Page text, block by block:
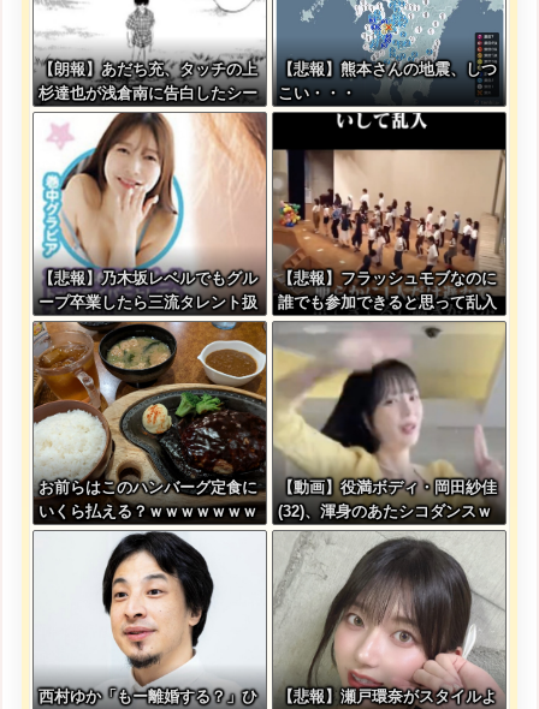
【朗報】あだち充、タッチの上
杉達也が浅倉南に告白したシー
ンを完全再現ｗｗｗｗｗ
【悲報】熊本さんの地震、しつ
こい・・・
【悲報】乃木坂レベルでもグル
ープ卒業したら三流タレント扱
いになる模様・・・
【悲報】フラッシュモブなのに
誰でも参加できると思って乱入
した結果ｗｗｗｗｗｗｗｗｗｗ
お前らはこのハンバーグ定食に
いくら払える？ｗｗｗｗｗｗｗ
ｗｗｗ
【動画】役満ボディ・岡田紗佳
(32)、渾身のあたシコダンスｗ
ｗｗｗｗｗ
西村ゆか「もー離婚する？」ひ
【悲報】瀬戸環奈がスタイルよ